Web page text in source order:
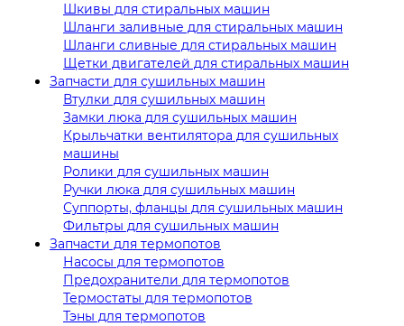
Шкивы для стиральных машин
Шланги заливные для стиральных машин
Шланги сливные для стиральных машин
Щетки двигателей для стиральных машин
Запчасти для сушильных машин
Втулки для сушильных машин
Замки люка для сушильных машин
Крыльчатки вентилятора для сушильных
машины
Ролики для сушильных машин
Ручки люка для сушильных машин
Суппорты, фланцы для сушильных машин
Фильтры для сушильных машин
Запчасти для термопотов
Насосы для термопотов
Предохранители для термопотов
Термостаты для термопотов
Тэны для термопотов